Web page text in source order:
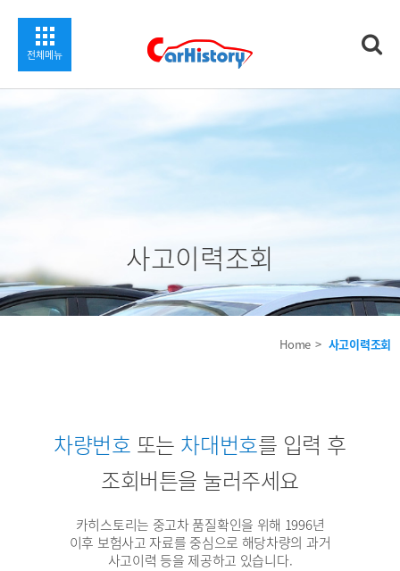
전체메뉴
사고이력조회
Home 사고이력조회
차량번호 또는 차대번호를 입력 후
조회버튼을 눌러주세요
카히스토리는 중고차 품질확인을 위해 1996년
이후 보험사고 자료를 중심으로 해당차량의 과거
사고이력 등을 제공하고 있습니다.